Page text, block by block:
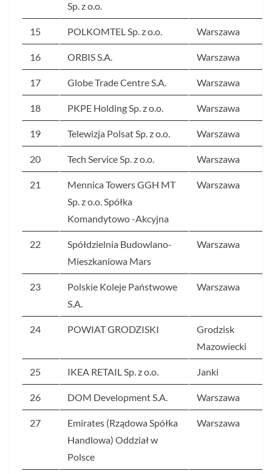
Sp. z o.o.
15 POLKOMTEL Sp. z o.o. Warszawa
16 ORBIS S.A. Warszawa
17 Globe Trade Centre S.A. Warszawa
18 PKPE Holding Sp. z o.o. Warszawa
19 Telewizja Polsat Sp. z o.o. Warszawa
20 Tech Service Sp. z o.o. Warszawa
21
Mennica Towers GGH MT
Sp. z o.o. Spółka
Komandytowo -Akcyjna
Warszawa
22
Spółdzielnia Budowlano-
Mieszkaniowa Mars
Warszawa
23
Polskie Koleje Państwowe
S.A.
Warszawa
24 POWIAT GRODZISKI
Grodzisk
Mazowiecki
25 IKEA RETAIL Sp. z o.o. Janki
26 DOM Development S.A. Warszawa
27
Emirates (Rządowa Spółka
Handlowa) Oddział w
Polsce
Warszawa